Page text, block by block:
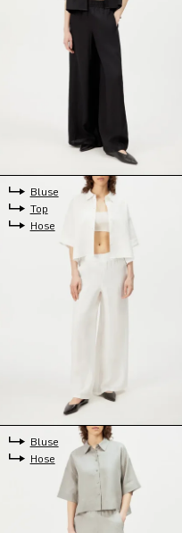
Bluse
Top
Hose
Bluse
Hose